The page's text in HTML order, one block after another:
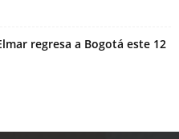
regresa a Bogotá este 12